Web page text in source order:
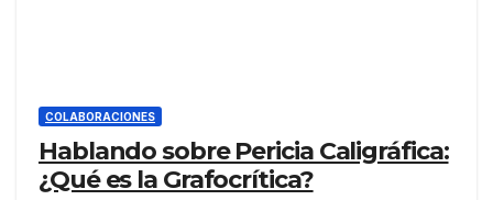
COLABORACIONES
Hablando sobre Pericia Caligráfica:
¿Qué es la Grafocrítica?